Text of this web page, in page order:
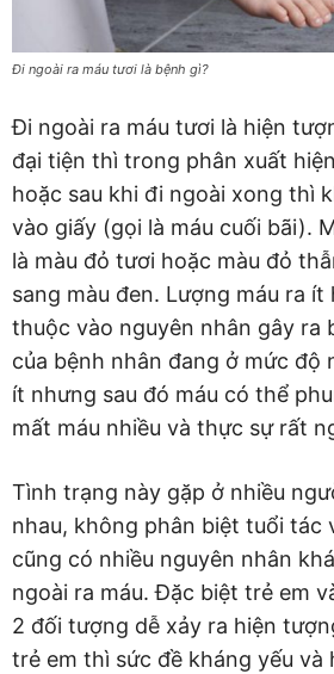
Đi ngoài ra máu tươi là bệnh gì?
Đi ngoài ra máu tươi là hiện
đại tiện thì trong phân xuất
hoặc sau khi đi ngoài xong thì
vào giấy (gọi là máu cuối bãi).
là màu đỏ tươi hoặc màu đỏ
sang màu đen. Lượng máu ra ít
thuộc vào nguyên nhân gây ra
của bệnh nhân đang ở mức độ
ít nhưng sau đó máu có thể
mất máu nhiều và thực sự rất
Tình trạng này gặp ở nhiều
nhau, không phân biệt tuổi tác
cũng có nhiều nguyên nhân
ngoài ra máu. Đặc biệt trẻ em
2 đối tượng dễ xảy ra hiện
trẻ em thì sức đề kháng yếu và